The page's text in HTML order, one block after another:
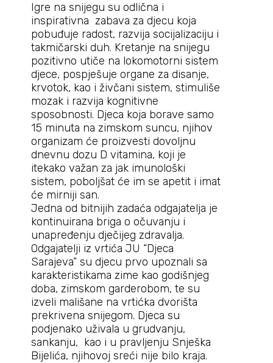
Igre na snijegu su odlična i
inspirativna zabava za djecu koja
pobuđuje radost, razvija socijalizaciju i
takmičarski duh. Kretanje na snijegu
pozitivno utiče na lokomotorni sistem
djece, pospješuje organe za disanje,
krvotok, kao i živčani sistem, stimuliše
mozak i razvija kognitivne
sposobnosti. Djeca koja borave samo
15 minuta na zimskom suncu, njihov
organizam će proizvesti dovoljnu
dnevnu dozu D vitamina, koji je
itekako važan za jak imunološki
sistem, poboljšat će im se apetit i imat
će mirniji san.
Jedna od bitnijih zadaća odgajatelja je
kontinuirana briga o očuvanju i
unapređenju dječijeg zdravalja.
Odgajatelji iz vrtića JU “Djeca
Sarajeva” su djecu prvo upoznali sa
karakteristikama zime kao godišnjeg
doba, zimskom garderobom, te su
izveli mališane na vrtićka dvorišta
prekrivena snijegom. Djeca su
podjenako uživala u grudvanju,
sankanju, kao i u pravljenju Snješka
Bijelića, njihovoj sreći nije bilo kraja.